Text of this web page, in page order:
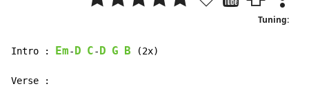
Tuning:
Intro : Em- D C- D G B (2x)
Verse :